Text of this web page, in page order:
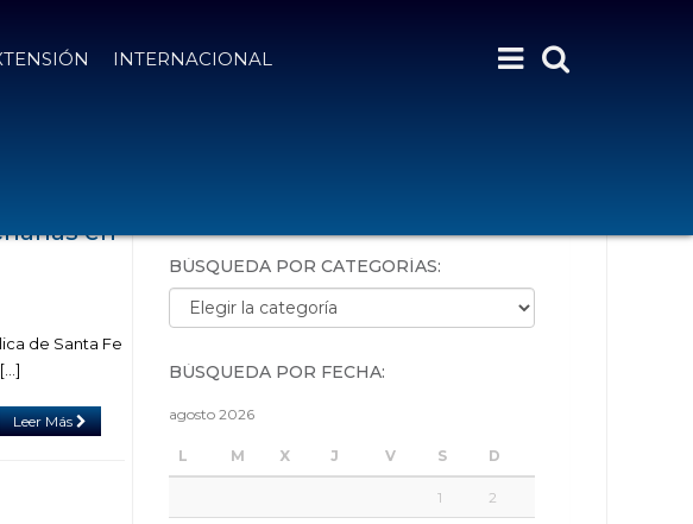
INTERNACIONAL
en
de Santa Fe
Leer Más
BÚSQUEDA POR CATEGORÍAS:
Búsqueda por categorías:
BÚSQUEDA POR FECHA:
agosto 2026
L M X J V S D
1 2